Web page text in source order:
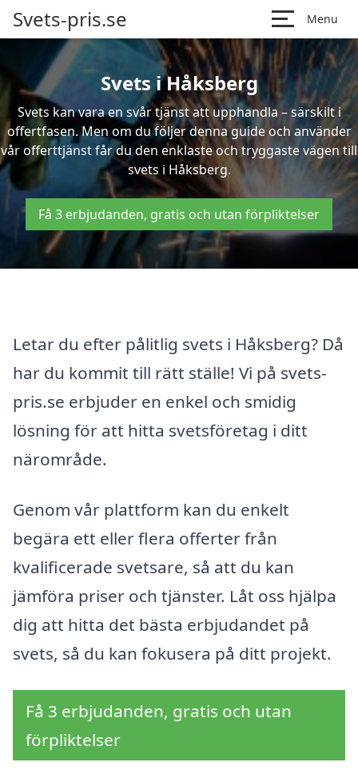
Svets-pris.se Menu
Svets i Håksberg
Svets kan vara en svår tjänst att upphandla – särskilt i
offertfasen. Men om du följer denna guide och använder
vår offerttjänst får du den enklaste och tryggaste vägen till
svets i Håksberg.
Få 3 erbjudanden, gratis och utan förpliktelser
Letar du efter pålitlig svets i Håksberg? Då
har du kommit till rätt ställe! Vi på svets-
pris.se erbjuder en enkel och smidig
lösning för att hitta svetsföretag i ditt
närområde.
Genom vår plattform kan du enkelt
begära ett eller flera offerter från
kvalificerade svetsare, så att du kan
jämföra priser och tjänster. Låt oss hjälpa
dig att hitta det bästa erbjudandet på
svets, så du kan fokusera på ditt projekt.
Få 3 erbjudanden, gratis och utan
förpliktelser